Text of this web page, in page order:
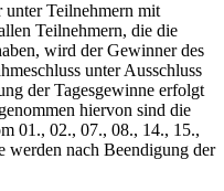
Teilnehmern mit
Teilnehmern, die die
wird der Gewinner des
unter Ausschluss
der Tagesgewinne erfolgt
hiervon sind die
01., 02., 07., 08., 14., 15.,
werden nach Beendigung der